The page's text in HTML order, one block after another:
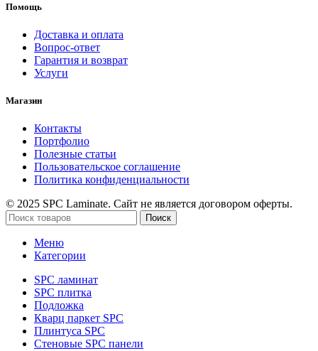
Помощь
Доставка и оплата
Вопрос-ответ
Гарантия и возврат
Услуги
Магазин
Контакты
Портфолио
Полезные статьи
Пользовательское соглашение
Политика конфиденциальности
© 2025 SPC Laminate. Сайт не является договором оферты.
Поиск
Меню
Категории
SPC ламинат
SPC плитка
Подложка
Кварц паркет SPC
Плинтуса SPC
Стеновые SPC панели